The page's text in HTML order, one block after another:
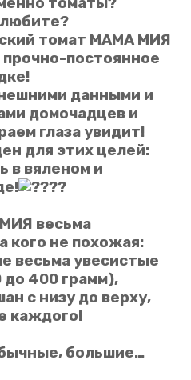
томат МАМА МИЯ
постоянное
данными и
домочадцев и
глаза увидит!
для этих целей:
в вяленом и
весьма
кого не похожая:
весьма увесистые
до 400 грамм),
с низу до верху,
каждого!
большие…